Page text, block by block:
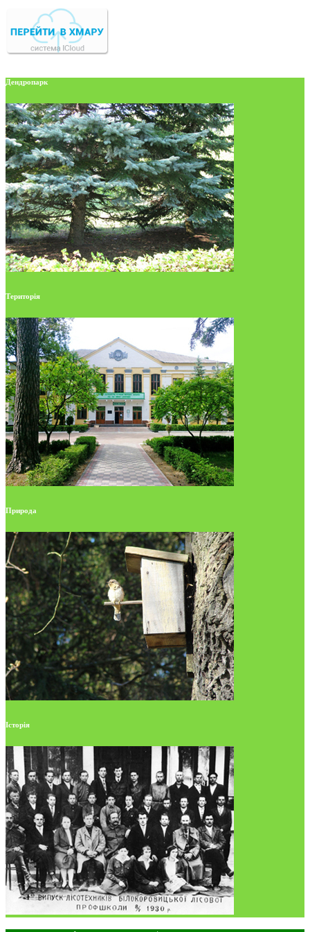
Дендропарк
Територія
Природа
Історія